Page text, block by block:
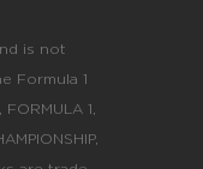
is not
Formula 1
1,